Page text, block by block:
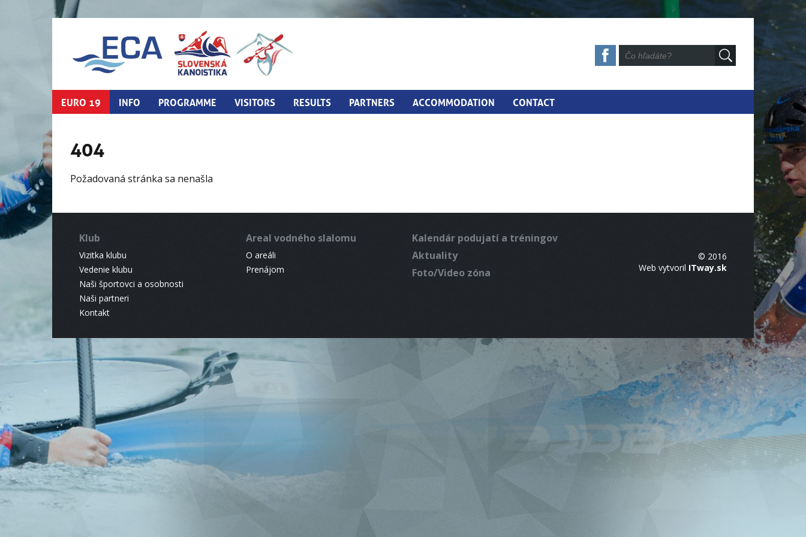
EURO 19 INFO PROGRAMME VISITORS RESULTS PARTNERS ACCOMMODATION CONTACT
404
Požadovaná stránka sa nenašla
Klub
Vizitka klubu
Vedenie klubu
Naši športovci a osobnosti
Naši partneri
Kontakt
Areal vodného slalomu
O areáli
Prenájom
Kalendár podujatí a tréningov
Aktuality
Foto/Video zóna
© 2016
Web vytvoril ITway.sk